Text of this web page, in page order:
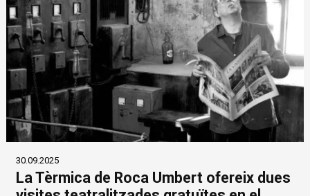
30.09.2025
La Tèrmica de Roca Umbert ofereix dues